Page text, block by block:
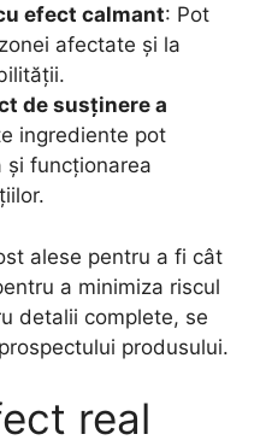
efect calmant: Pot
afectate și la
de susținere a
ingrediente pot
și funcționarea
alese pentru a fi cât
a minimiza riscul
detalii complete, se
produsului.
real